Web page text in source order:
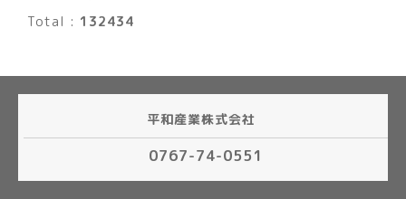
Total : 132434
平和産業株式会社
0767-74-0551